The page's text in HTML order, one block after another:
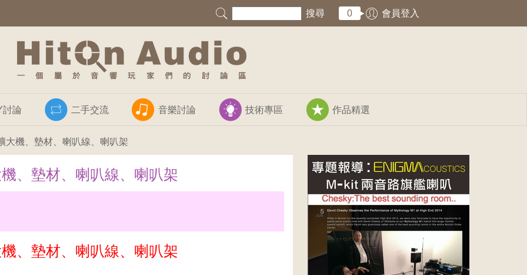
搜尋 0 會員登入
討論 二手交流 音樂討論 技術專區 作品精選
大機、墊材、喇叭線、喇叭架
、墊材、喇叭線、喇叭架
、墊材、喇叭線、喇叭架